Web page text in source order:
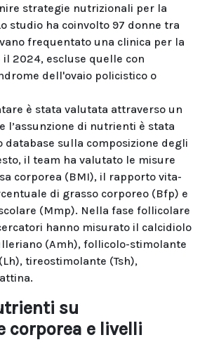
strategie nutrizionali per la
studio ha coinvolto 97 donne tra
frequentato una clinica per la
2024, escluse quelle con
dell'ovaio policistico o
è stata valutata attraverso un
l’assunzione di nutrienti è stata
database sulla composizione degli
il team ha valutato le misure
corporea (BMI), il rapporto vita-
di grasso corporeo (Bfp) e
(Mmp). Nella fase follicolare
hanno misurato il calcidiolo
(Amh), follicolo-stimolante
tireostimolante (Tsh),
su
corporea e livelli